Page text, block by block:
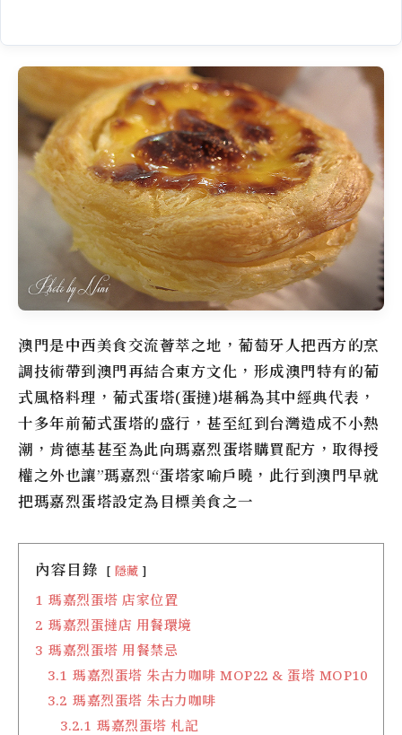
澳門是中西美食交流薈萃之地，葡萄牙人把西方的烹
調技術帶到澳門再結合東方文化，形成澳門特有的葡
式風格料理，葡式蛋塔(蛋撻)堪稱為其中經典代表，
十多年前葡式蛋塔的盛行，甚至紅到台灣造成不小熱
潮，肯德基甚至為此向瑪嘉烈蛋塔購買配方，取得授
權之外也讓”瑪嘉烈“蛋塔家喻戶曉，此行到澳門早就
把瑪嘉烈蛋塔設定為目標美食之一
內容目錄 隱藏
1 瑪嘉烈蛋塔 店家位置
2 瑪嘉烈蛋撻店 用餐環境
3 瑪嘉烈蛋塔 用餐禁忌
3.1 瑪嘉烈蛋塔 朱古力咖啡 MOP22 & 蛋塔 MOP10
3.2 瑪嘉烈蛋塔 朱古力咖啡
3.2.1 瑪嘉烈蛋塔 札記